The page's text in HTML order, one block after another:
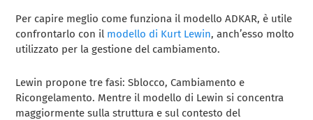
Per capire meglio come funziona il modello ADKAR, è utile
confrontarlo con il modello di Kurt Lewin, anch’esso molto
utilizzato per la gestione del cambiamento.
Lewin propone tre fasi: Sblocco, Cambiamento e
Ricongelamento. Mentre il modello di Lewin si concentra
maggiormente sulla struttura e sul contesto del